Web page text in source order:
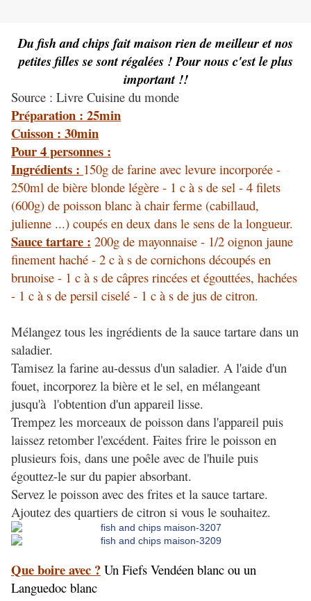
Du fish and chips fait maison rien de meilleur et nos
petites filles se sont régalées ! Pour nous c'est le plus
important !!
Source : Livre Cuisine du monde
Préparation : 25min
Cuisson : 30min
Pour 4 personnes :
Ingrédients : 150g de farine avec levure incorporée -
250ml de bière blonde légère - 1 c à s de sel - 4 filets
(600g) de poisson blanc à chair ferme (cabillaud,
julienne ...) coupés en deux dans le sens de la longueur.
Sauce tartare : 200g de mayonnaise - 1/2 oignon jaune
finement haché - 2 c à s de cornichons découpés en
brunoise - 1 c à s de câpres rincées et égouttées, hachées
- 1 c à s de persil ciselé - 1 c à s de jus de citron.
Mélangez tous les ingrédients de la sauce tartare dans un
saladier.
Tamisez la farine au-dessus d'un saladier. A l'aide d'un
fouet, incorporez la bière et le sel, en mélangeant
jusqu'à l'obtention d'un appareil lisse.
Trempez les morceaux de poisson dans l'appareil puis
laissez retomber l'excédent. Faites frire le poisson en
plusieurs fois, dans une poêle avec de l'huile puis
égouttez-le sur du papier absorbant.
Servez le poisson avec des frites et la sauce tartare.
Ajoutez des quartiers de citron si vous le souhaitez.
Que boire avec ? Un Fiefs Vendéen blanc ou un
Languedoc blanc